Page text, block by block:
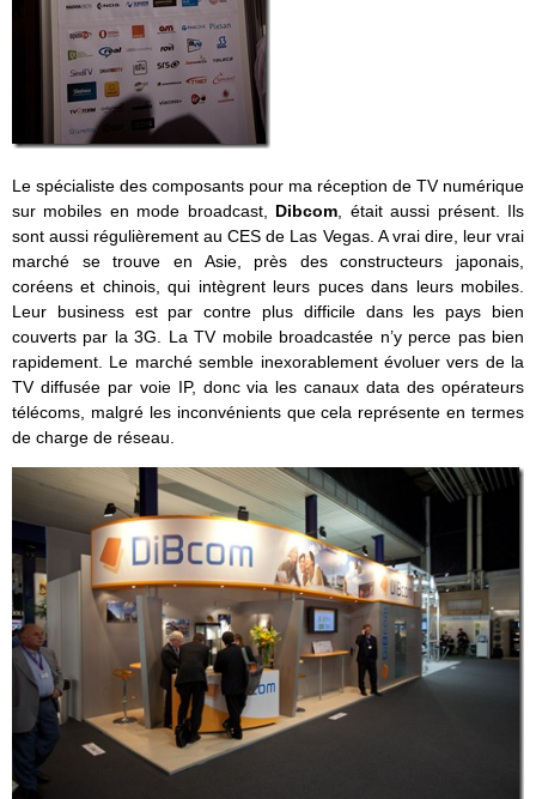
Le spécialiste des composants pour ma réception de TV numérique
sur mobiles en mode broadcast, Dibcom , était aussi présent. Ils
sont aussi régulièrement au CES de Las Vegas. A vrai dire, leur vrai
marché se trouve en Asie, près des constructeurs japonais,
coréens et chinois, qui intègrent leurs puces dans leurs mobiles.
Leur business est par contre plus difficile dans les pays bien
couverts par la 3G. La TV mobile broadcastée n’y perce pas bien
rapidement. Le marché semble inexorablement évoluer vers de la
TV diffusée par voie IP, donc via les canaux data des opérateurs
télécoms, malgré les inconvénients que cela représente en termes
de charge de réseau.